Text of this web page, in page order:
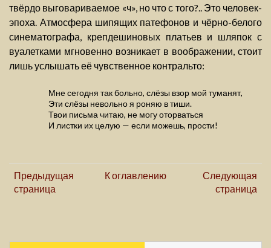
твёрдо выговариваемое «ч», но что с того?.. Это человек-
эпоха. Атмосфера шипящих патефонов и чёрно-белого
синематографа, крепдешиновых платьев и шляпок с
вуалетками мгновенно возникает в воображении, стоит
лишь услышать её чувственное контральто:
Мне сегодня так больно, слёзы взор мой туманят,
Эти слёзы невольно я роняю в тиши.
Твои письма читаю, не могу оторваться
И листки их целую — если можешь, прости!
Предыдущая
страница
К оглавлению
Следующая
страница